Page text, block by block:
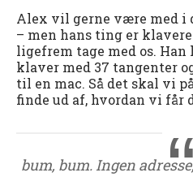
Alex vil gerne være med i
– men hans ting er
ligefrem tage med os.
klaver med 37 tangenter
til en mac. Så det skal vi
finde ud af, hvordan vi får
bum, bum. Ingen